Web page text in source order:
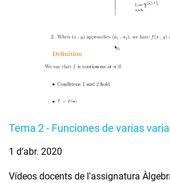
Tema 2 - Funciones de varias
1 d’abr. 2020
Vídeos docents de l'assignatura